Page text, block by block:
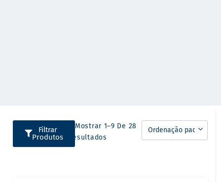
Filtrar
Produtos
A Mostrar 1–9 De 28
Resultados